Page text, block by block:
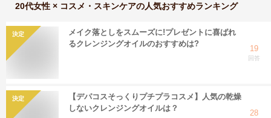
20代女性 × コスメ・スキンケアの人気おすすめランキング
決定
メイク落としをスムーズに!プレゼントに喜ばれ
るクレンジングオイルのおすすめは?
19
回答
決定
【デパコスそっくりプチプラコスメ】人気の乾燥
しないクレンジングオイルは？
28